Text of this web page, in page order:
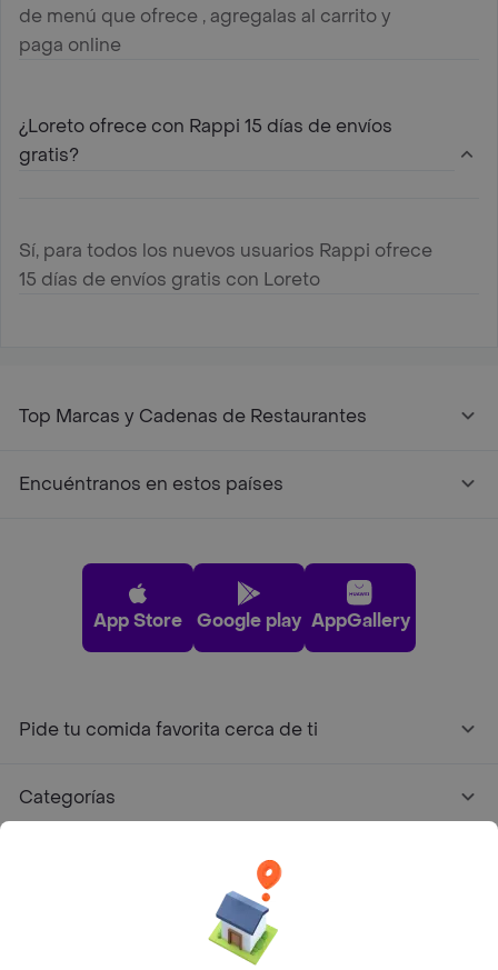
de menú que ofrece , agregalas al carrito y
paga online
¿Loreto ofrece con Rappi 15 días de envíos
gratis?
Sí, para todos los nuevos usuarios Rappi ofrece
15 días de envíos gratis con Loreto
Top Marcas y Cadenas de Restaurantes
Encuéntranos en estos países
App Store Google play AppGallery
Pide tu comida favorita cerca de ti
Categorías